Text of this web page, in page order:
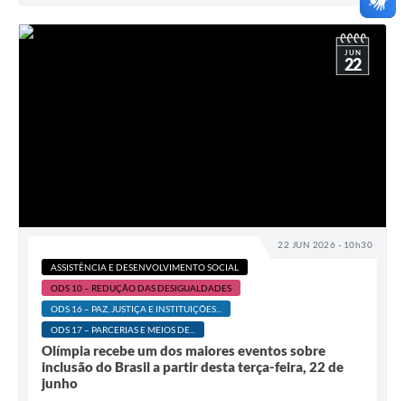
22 JUN 2026 - 10h30
JUN
22
ASSISTÊNCIA E DESENVOLVIMENTO SOCIAL
ODS 10 – REDUÇÃO DAS DESIGUALDADES
ODS 16 – PAZ, JUSTIÇA E INSTITUIÇÕES...
ODS 17 – PARCERIAS E MEIOS DE...
Olímpia recebe um dos maiores eventos sobre
inclusão do Brasil a partir desta terça-feira, 22 de
junho